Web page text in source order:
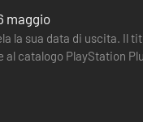
maggio
catalogo PlayStation